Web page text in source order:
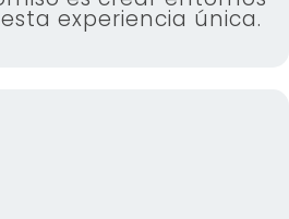
experiencia única.